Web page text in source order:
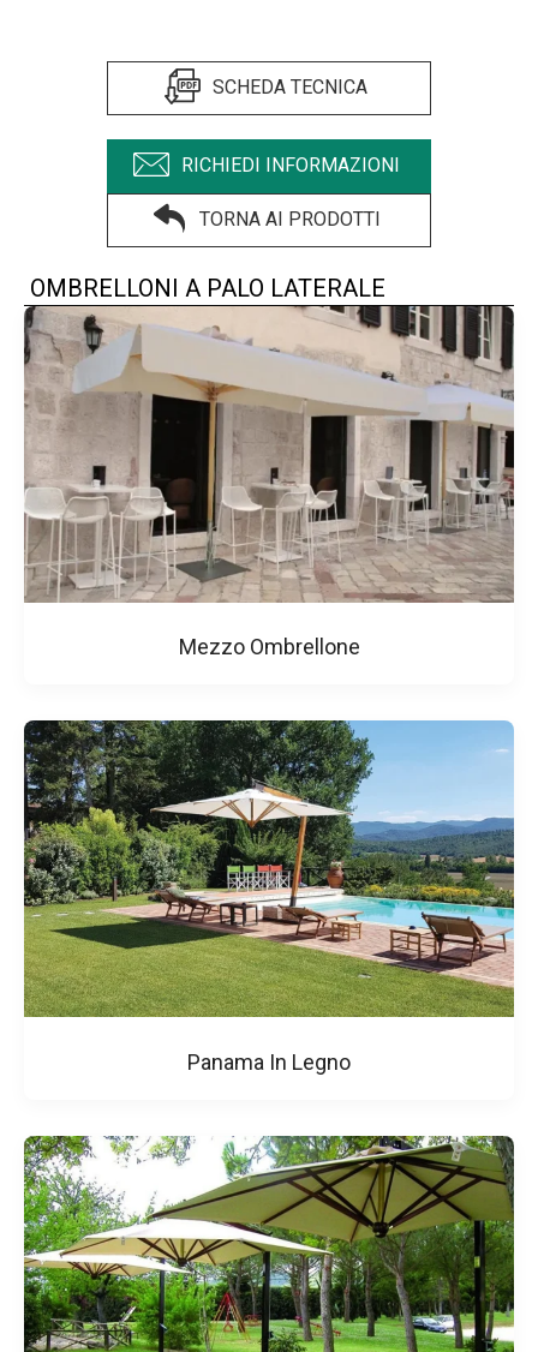
SCHEDA TECNICA
RICHIEDI INFORMAZIONI
TORNA AI PRODOTTI
OMBRELLONI A PALO LATERALE
Mezzo Ombrellone
Panama In Legno